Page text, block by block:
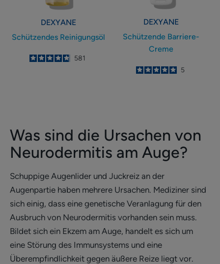
DEXYANE
Schützendes Reinigungsöl
4.8
/
5
581
DEXYANE
Schützende Barriere-
Creme
5
/
5
5
Was sind die Ursachen von
Neurodermitis am Auge?
Schuppige Augenlider und Juckreiz an der
Augenpartie haben mehrere Ursachen. Mediziner sind
sich einig, dass eine genetische Veranlagung für den
Ausbruch von Neurodermitis vorhanden sein muss.
Bildet sich ein Ekzem am Auge, handelt es sich um
eine Störung des Immunsystems und eine
Überempfindlichkeit gegen äußere Reize liegt vor.